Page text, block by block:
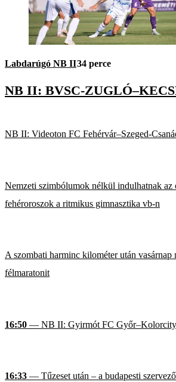
Labdarúgó NB II34 perce
NB II: BVSC-
NB II: Videoton FC Fehérvár–Szeged-
Nemzeti szimbólumok nélkül indulhatnak az
fehéroroszok a ritmikus gimnasztika vb-n
A szombati harminc kilométer után vasárnap
félmaratonit
16:50 — NB II: Gyirmót FC Győr–Kolorcity
16:33 — Tűzeset után – a budapesti